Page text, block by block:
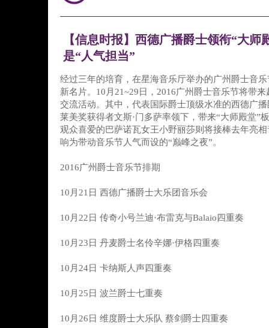
【信息时报】西德广播爵士领衔“大师
是“人气担当”
经过三年的培育，在星海音乐厅举办的广州爵士音
新名片。10月21~29日，2016广州爵士音乐节将带
交流活动。其中，代表国际爵士顶级水准的西德广
莱美奖获得者文斯·门多萨率领下，带来“大师殿堂”
观众喜爱的巴萨诺瓦女王小野丽莎则将接棒去年亮
响为带动音乐节人气而设的“巅峰之夜”。
2016广州爵士音乐节排期
10月21日 西德广播爵士大乐团音乐会
10月22日 传奇小号兰迪·布雷克与Balaio四重奏
10月23日 丹麦爵士名伶辛娜·伊格四重奏
10月24日 卡纳斯人声四重奏
10月25日 波兰爵士七重奏
10月26日 维度爵士大乐队 蔡剑爵士四重奏